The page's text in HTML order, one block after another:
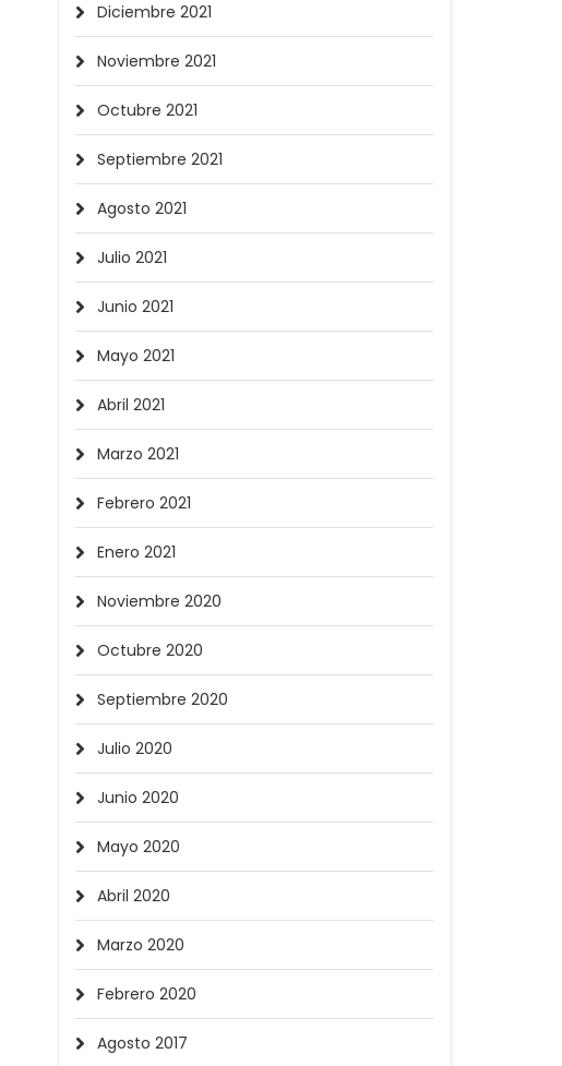
Diciembre 2021
Noviembre 2021
Octubre 2021
Septiembre 2021
Agosto 2021
Julio 2021
Junio 2021
Mayo 2021
Abril 2021
Marzo 2021
Febrero 2021
Enero 2021
Noviembre 2020
Octubre 2020
Septiembre 2020
Julio 2020
Junio 2020
Mayo 2020
Abril 2020
Marzo 2020
Febrero 2020
Agosto 2017